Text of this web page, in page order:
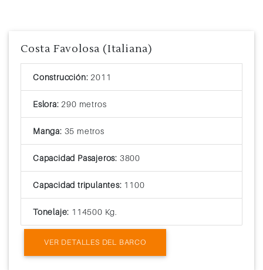
Costa Favolosa (Italiana)
Construcción: 2011
Eslora: 290 metros
Manga: 35 metros
Capacidad Pasajeros: 3800
Capacidad tripulantes: 1100
Tonelaje: 114500 Kg.
VER DETALLES DEL BARCO